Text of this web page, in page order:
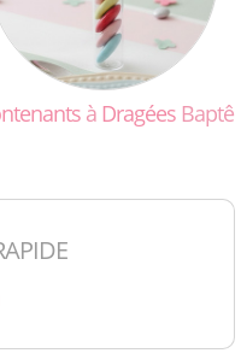
à Dragées